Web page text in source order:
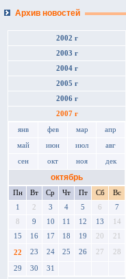
Архив новостей
2002 г
2003 г
2004 г
2005 г
2006 г
2007 г
янв фев мар апр
май июн июл авг
сен окт ноя дек
октябрь
Пн Вт Ср Чт Пт Сб
Вс
1
2 3 4 5 6
7
8
9 10 11 12 13
14
15
16 17 18 19 20 21
22 23 24 25 26 27 28
29 30 31